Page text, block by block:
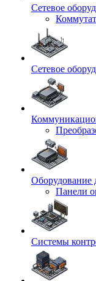
Сетевое
Сетевое
Панели
Системы